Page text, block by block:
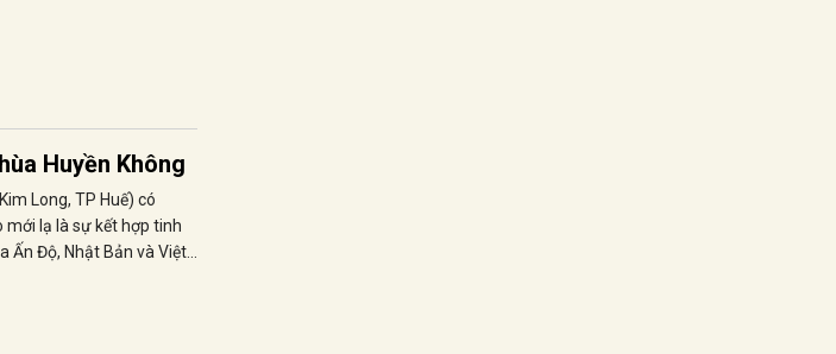
Huyền Không
Long, TP Huế) có
mới lạ là sự kết hợp tinh
Ấn Độ, Nhật Bản và Việt